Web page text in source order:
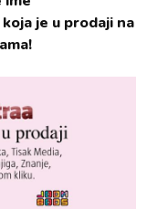
je u prodaji na